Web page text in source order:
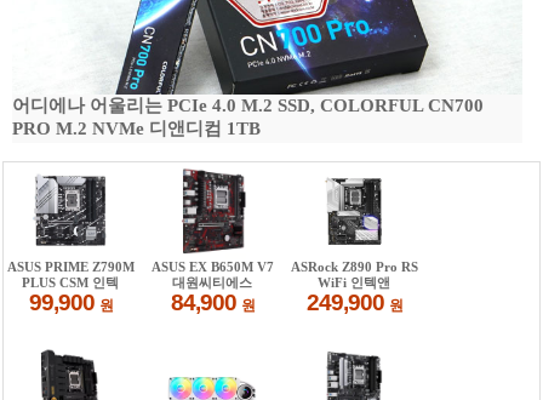
어디에나 어울리는 PCIe 4.0 M.2 SSD, COLORFUL CN700
PRO M.2 NVMe 디앤디컴 1TB